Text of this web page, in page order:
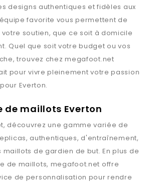
designs authentiques et fidèles aux
favorite vous permettent de
soutien, que ce soit à domicile
Quel que soit votre budget ou vos
trouvez chezmegafoot.net
pour vivre pleinement votre passion
Everton.
de maillots Everton
, découvrez une gamme variée de
authentiques, d'entraînement,
de gardien de but. En plus de
de maillots, megafoot.net offre
de personnalisation pour rendre